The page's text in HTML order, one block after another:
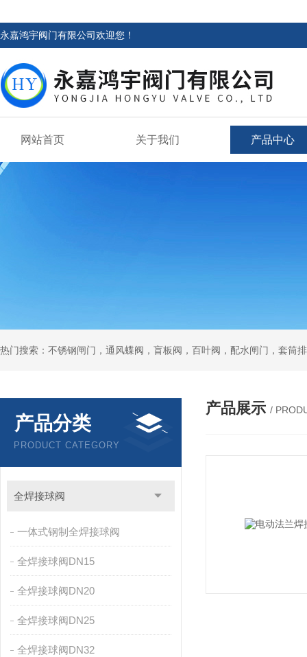
永嘉鸿宇阀门有限公司欢迎您！
网站首页 关于我们 产品中心
热门搜索：不锈钢闸门，通风蝶阀，盲板阀，百叶阀，配水闸门，套筒
产品分类
PRODUCT CATEGORY
全焊接球阀
一体式钢制全焊接球阀
全焊接球阀DN15
全焊接球阀DN20
全焊接球阀DN25
全焊接球阀DN32
产品展示 /